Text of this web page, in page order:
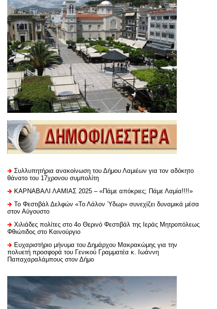
Συλλυπητήρια ανακοίνωση του Δήμου Λαμιέων για τον αδόκητο
θάνατο του 17χρονου συμπολίτη
ΚΑΡΝΑΒΑΛΙ ΛΑΜΙΑΣ 2025 – «Πάμε απόκριες; Πάμε Λαμία!!!!»
Το Φεστιβάλ Δελφών «Το Λάλον Ύδωρ» συνεχίζει δυναμικά μέσα
στον Αύγουστο
Χιλιάδες πολίτες στο 4ο Θερινό Φεστιβάλ της Ιεράς Μητροπόλεως
Φθιώτιδος στο Καινούργιο
Ευχαριστήριo μήνυμα του Δημάρχου Μακρακώμης για την
πολυετή προσφορά του Γενικού Γραμματέα κ. Ιωάννη
Παπαχαραλάμπους στον Δήμο